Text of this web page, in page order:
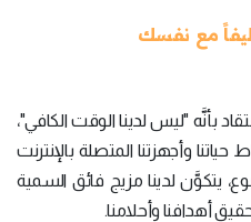
بأنَّه "ليس لدينا الوقت الكافي"،
وأجهزتنا المتصلة بالإنترنت
يتكوَّن لدينا مزيج فائق السمية
أهدافنا وأحلامنا.